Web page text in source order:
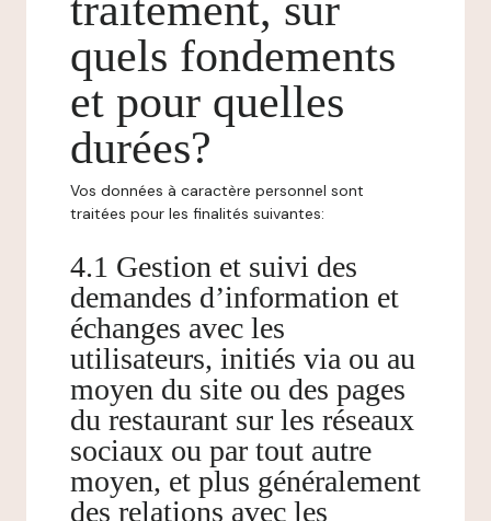
quels fondements
et pour quelles
durées?
Vos données à caractère personnel sont
traitées pour les finalités suivantes:
4.1 Gestion et suivi des
demandes d’information et
échanges avec les
utilisateurs, initiés via ou au
moyen du site ou des pages
du restaurant sur les réseaux
sociaux ou par tout autre
moyen, et plus généralement
des relations avec les